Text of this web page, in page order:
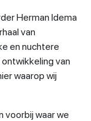
Herman Idema
van
en nuchtere
van
waarop wij
voorbij waar we